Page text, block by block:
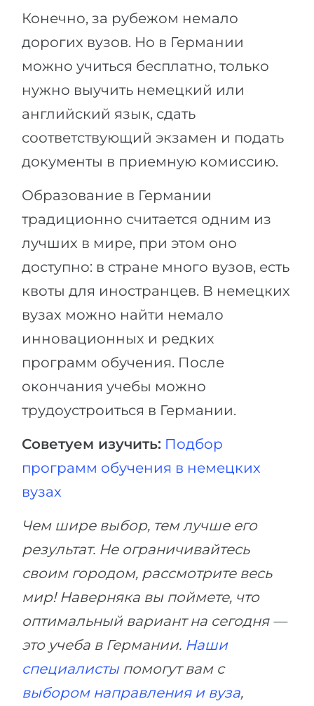
Конечно, за рубежом немало
дорогих вузов. Но в Германии
можно учиться бесплатно, только
нужно выучить немецкий или
английский язык, сдать
соответствующий экзамен и подать
документы в приемную комиссию.
Образование в Германии
традиционно считается одним из
лучших в мире, при этом оно
доступно: в стране много вузов, есть
квоты для иностранцев. В немецких
вузах можно найти немало
инновационных и редких
программ обучения. После
окончания учебы можно
трудоустроиться в Германии.
Советуем изучить: Подбор
программ обучения в немецких
вузах
Чем шире выбор, тем лучше его
результат. Не ограничивайтесь
своим городом, рассмотрите весь
мир! Наверняка вы поймете, что
оптимальный вариант на сегодня —
это учеба в Германии. Наши
специалистыпомогут вам с
выбором направления и вуза,